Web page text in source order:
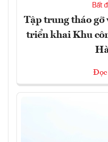
Bất
Tập trung tháo gỡ
triển khai Khu
Đọc